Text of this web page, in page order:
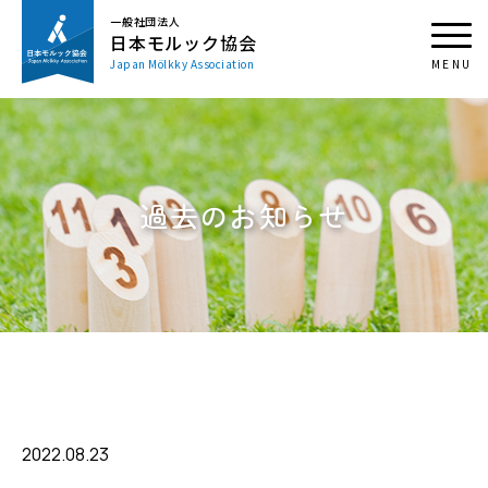
一般社団法人
日本モルック協会
Japan Mölkky Association
過去のお知らせ
2022.08.23